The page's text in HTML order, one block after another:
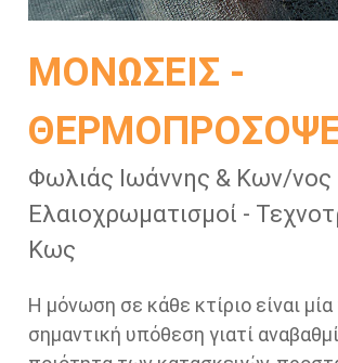
ΜΟΝΩΣΕΙΣ -
Φωλιάς Ιωάννης & Κων/νος
Ελαιοχρωματισμοί -
Κως
Η μόνωση σε κάθε κτίριο είναι
σημαντική υπόθεση γιατί